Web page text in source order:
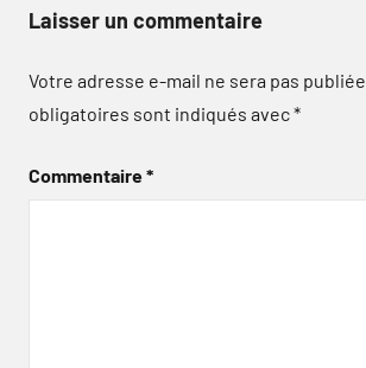
Laisser un commentaire
Votre adresse e-mail ne sera pas publiée.
obligatoires sont indiqués avec*
Commentaire*